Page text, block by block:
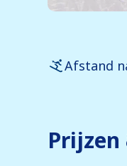
Afstand
Prijzen